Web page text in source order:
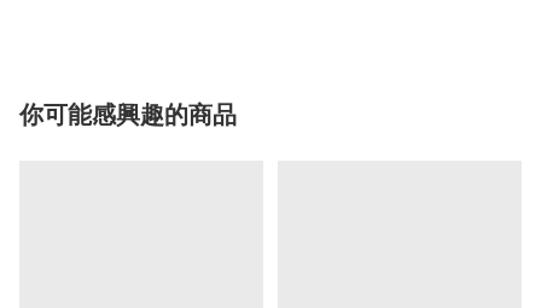
你可能感興趣的商品